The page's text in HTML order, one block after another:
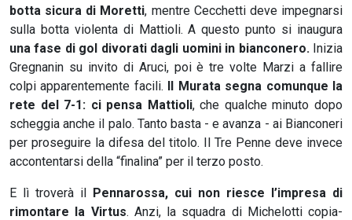
botta sicura di Moretti, mentre Cecchetti deve impegnarsi
sulla botta violenta di Mattioli. A questo punto si inaugura
una fase di gol divorati dagli uomini in bianconero. Inizia
Gregnanin su invito di Aruci, poi è tre volte Marzi a fallire
colpi apparentemente facili. Il Murata segna comunque la
rete del 7-1: ci pensa Mattioli, che qualche minuto dopo
scheggia anche il palo. Tanto basta - e avanza - ai Bianconeri
per proseguire la difesa del titolo. Il Tre Penne deve invece
accontentarsi della “finalina” per il terzo posto.
E lì troverà il Pennarossa, cui non riesce l’impresa di
rimontare la Virtus. Anzi, la squadra di Michelotti copia-